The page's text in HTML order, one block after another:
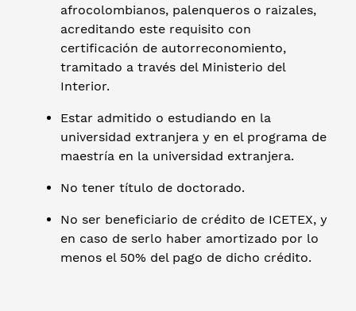
afrocolombianos, palenqueros o raizales,
acreditando este requisito con
certificación de autorreconomiento,
tramitado a través del Ministerio del
Interior.
Estar admitido o estudiando en la
universidad extranjera y en el programa de
maestría en la universidad extranjera.
No tener título de doctorado.
No ser beneficiario de crédito de ICETEX, y
en caso de serlo haber amortizado por lo
menos el 50% del pago de dicho crédito.